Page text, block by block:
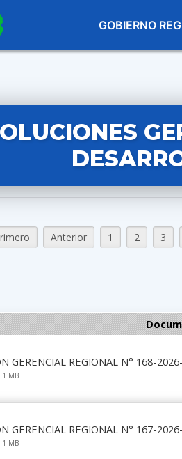
GOBIERNO
Anterior 1 2 3
GERENCIAL REGIONAL N° 168-
MB
GERENCIAL REGIONAL N° 167-
MB